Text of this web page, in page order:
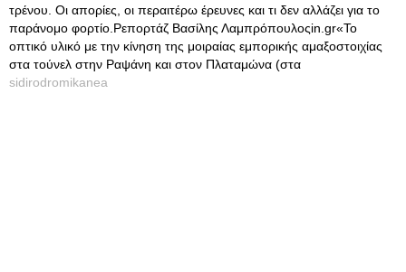
τρένου. Οι απορίες, οι περαιτέρω έρευνες και τι δεν αλλάζει για το
παράνομο φορτίο.Ρεπορτάζ Βασίλης Λαμπρόπουλοςin.gr«Το
οπτικό υλικό με την κίνηση της μοιραίας εμπορικής αμαξοστοιχίας
στα τούνελ στην Ραψάνη και στον Πλαταμώνα (στα
sidirodromikanea